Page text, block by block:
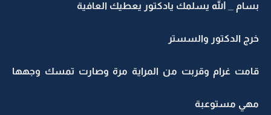
بسام _ الله يسلمك يادكتور يعطيك العافية
خرج الدكتور والسستر
قامت غرام وقربت من المراية مرة وصارت تمسك وجهها
مهي مستوعبة